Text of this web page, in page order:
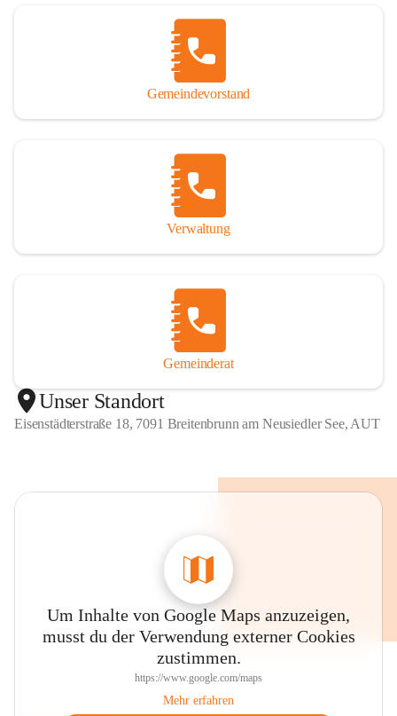
Gemeindevorstand
Verwaltung
Gemeinderat
Unser Standort
Eisenstädterstraße 18, 7091 Breitenbrunn am Neusiedler See, AUT
Um Inhalte von Google Maps anzuzeigen,
musst du der Verwendung externer Cookies
zustimmen.
https://www.google.com/maps
Mehr erfahren